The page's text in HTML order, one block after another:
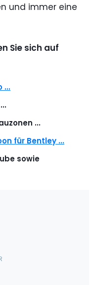
und immer eine
Sie sich auf
...
...
...
für Bentley ...
sowie